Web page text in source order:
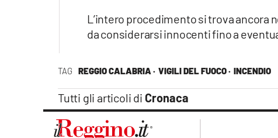
TAG REGGIO CALABRIA · VIGILI DEL FUOCO · INCENDIO
Tutti gli articoli di Cronaca
L’intero procedimento si trova ancora
da considerarsi innocenti fino a